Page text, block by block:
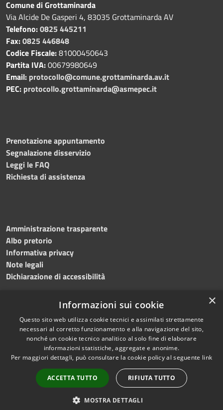
Comune di Grottaminarda
Via Alcide De Gasperi 4, 83035 Grottaminarda AV
Telefono:0825 445211
Fax:0825 446848
Codice Fiscale:81000450643
Partita IVA:00679980649
Email: protocollo@comune.grottaminarda.av.it
PEC: protocollo.grottaminarda@asmepec.it
Prenotazione appuntamento
Segnalazione disservizio
Leggi le FAQ
Richiesta di assistenza
Amministrazione trasparente
Albo pretorio
Informativa privacy
Note legali
Dichiarazione di accessibilità
RSS
Accessibilità
Cookie
Mappa del sito
Numeri utili
Copyright © 2024 •
Comune diGrottaminarda
• Powered byMunicipium
•Redazione
×
Informazioni sui cookie
Questo sito web utilizza cookie tecnici e assimilati strettamente
necessari al corretto funzionamento e alla navigazione del sito,
nonché un cookie tecnico analitico al solo fine di elaborare
informazioni statistiche, aggregate e anonime.
Per maggiori dettagli, può consultare la cookie policy al seguente link
ACCETTA TUTTO RIFIUTA TUTTO
MOSTRA DETTAGLI